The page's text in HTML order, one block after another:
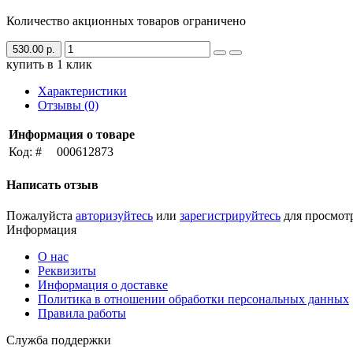
Количество акционных товаров ограничено
530.00 р.
купить в 1 клик
Характеристики
Отзывы (0)
Информация о товаре
Код: #
000612873
Написать отзыв
Пожалуйста авторизуйтесь или зарегистрируйтесь для
Информация
О нас
Реквизиты
Информация о доставке
Политика в отношении обработки персональных данных
Правила работы
Служба поддержки